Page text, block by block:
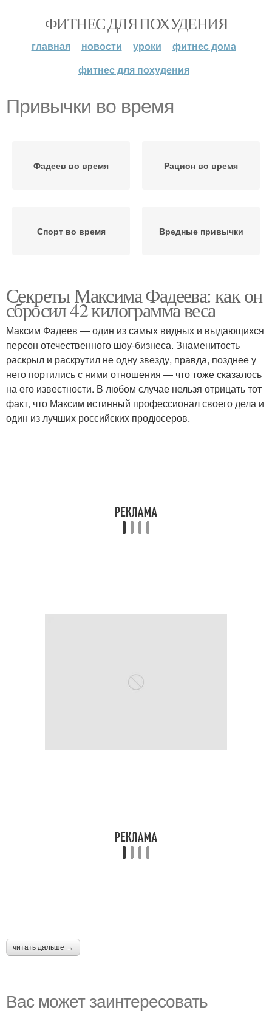
ФИТНЕС ДЛЯ ПОХУДЕНИЯ
главная новости уроки
фитнес дома
фитнес для похудения
Привычки во время
Фадеев во время Рацион во время
Спорт во время Вредные привычки
Секреты Максима Фадеева: как он
сбросил 42 килограмма веса
Максим Фадеев — один из самых видных и выдающихся
персон отечественного шоу-бизнеса. Знаменитость
раскрыл и раскрутил не одну звезду, правда, позднее у
него портились с ними отношения — что тоже сказалось
на его известности. В любом случае нельзя отрицать тот
факт, что Максим истинный профессионал своего дела и
один из лучших российских продюсеров.
читать дальше →
Вас может заинтересовать